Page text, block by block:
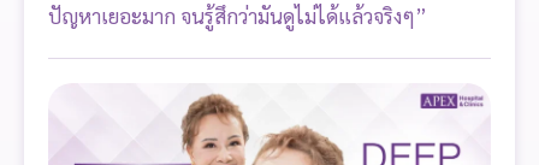
ปัญหาเยอะมาก จนรู้สึกว่ามันดูไม่ได้แล้วจริงๆ”